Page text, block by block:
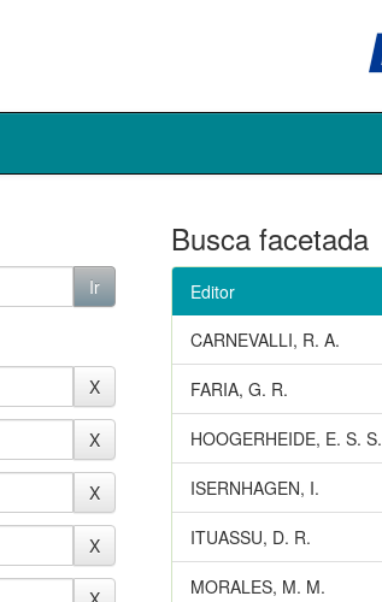
Busca facetada
Editor
CARNEVALLI, R. A.
FARIA, G. R.
HOOGERHEIDE, E. S. S.
ISERNHAGEN, I.
ITUASSU, D. R.
MORALES, M. M.